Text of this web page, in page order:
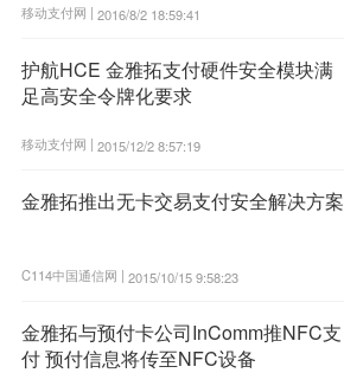
移动支付网 | 2016/8/2 18:59:41
护航HCE 金雅拓支付硬件安全模块满
足高安全令牌化要求
移动支付网 | 2015/12/2 8:57:19
金雅拓推出无卡交易支付安全解决方案
C114中国通信网 | 2015/10/15 9:58:23
金雅拓与预付卡公司InComm推NFC支
付 预付信息将传至NFC设备